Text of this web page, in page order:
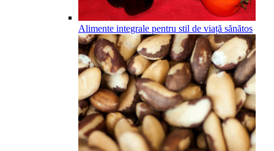
Alimente integrale pentru stil de viață sănătos